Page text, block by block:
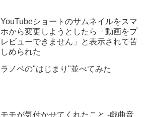
YouTubeショートのサムネイルをスマ
ホから変更しようとしたら「動画をプ
レビューできません」と表示されて苦
しめられた
ラノベの"はじまり"並べてみた
モモが気付かせてくれたこと -戯曲音